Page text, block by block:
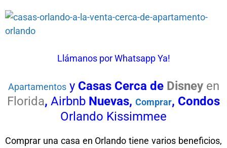
Llámanos por Whatsapp Ya!
Apartamentosy Casas Cerca de Disneyen
Florida, Airbnb Nuevas, Comprar, Condos
Orlando Kissimmee
Comprar una casa en Orlando tiene varios beneficios,